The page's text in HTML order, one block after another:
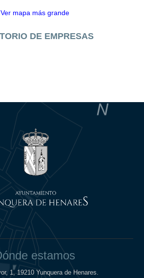
Ver mapa más grande
DE EMPRESAS
estamos
1, 19210 Yunquera de Henares.